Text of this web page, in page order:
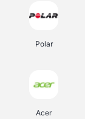
Polar
Acer